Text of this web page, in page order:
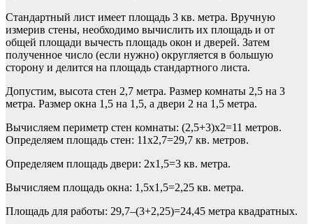
Стандартный лист имеет площадь 3 кв. метра. Вручную
измерив стены, необходимо вычислить их площадь и от
общей площади вычесть площадь окон и дверей. Затем
полученное число (если нужно) округляется в большую
сторону и делится на площадь стандартного листа.
Допустим, высота стен 2,7 метра. Размер комнаты 2,5 на 3
метра. Размер окна 1,5 на 1,5, а двери 2 на 1,5 метра.
Вычисляем периметр стен комнаты: (2,5+3)х2=11 метров.
Определяем площадь стен: 11х2,7=29,7 кв. метров.
Определяем площадь двери: 2х1,5=3 кв. метра.
Вычисляем площадь окна: 1,5х1,5=2,25 кв. метра.
Площадь для работы: 29,7–(3+2,25)=24,45 метра квадратных.